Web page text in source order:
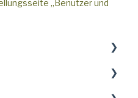
„Benutzer und